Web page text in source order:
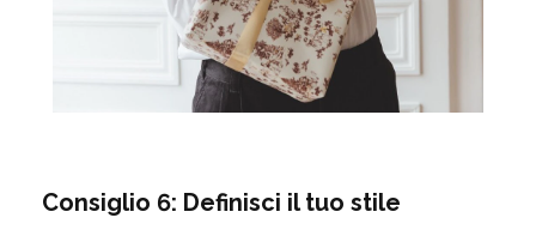
Consiglio 6: Definisci il tuo stile